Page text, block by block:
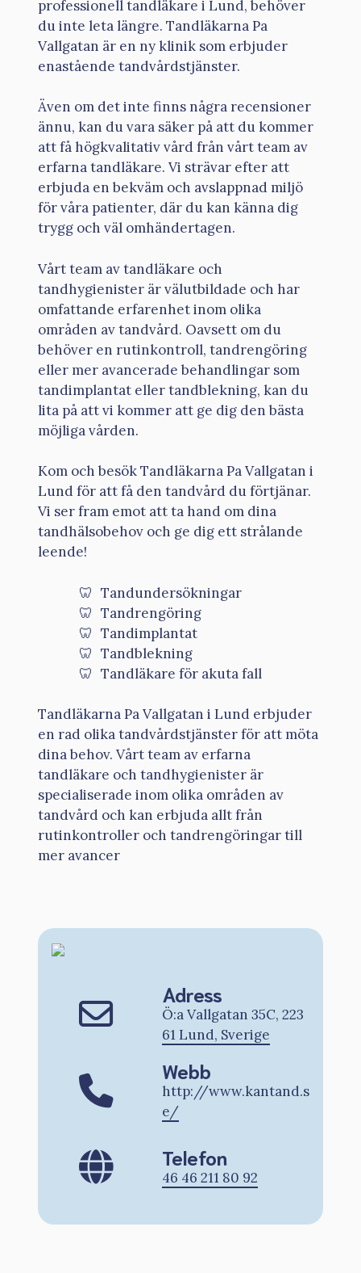
professionell tandläkare i Lund, behöver
du inte leta längre. Tandläkarna Pa
Vallgatan är en ny klinik som erbjuder
enastående tandvårdstjänster.
Även om det inte finns några recensioner
ännu, kan du vara säker på att du kommer
att få högkvalitativ vård från vårt team av
erfarna tandläkare. Vi strävar efter att
erbjuda en bekväm och avslappnad miljö
för våra patienter, där du kan känna dig
trygg och väl omhändertagen.
Vårt team av tandläkare och
tandhygienister är välutbildade och har
omfattande erfarenhet inom olika
områden av tandvård. Oavsett om du
behöver en rutinkontroll, tandrengöring
eller mer avancerade behandlingar som
tandimplantat eller tandblekning, kan du
lita på att vi kommer att ge dig den bästa
möjliga vården.
Kom och besök Tandläkarna Pa Vallgatan i
Lund för att få den tandvård du förtjänar.
Vi ser fram emot att ta hand om dina
tandhälsobehov och ge dig ett strålande
leende!
Tandundersökningar
Tandrengöring
Tandimplantat
Tandblekning
Tandläkare för akuta fall
Tandläkarna Pa Vallgatan i Lund erbjuder
en rad olika tandvårdstjänster för att möta
dina behov. Vårt team av erfarna
tandläkare och tandhygienister är
specialiserade inom olika områden av
tandvård och kan erbjuda allt från
rutinkontroller och tandrengöringar till
mer avancer
Adress
Ö:a Vallgatan 35C, 223
61 Lund, Sverige
Webb
http://www.kantand.s
e/
Telefon
46 46 211 80 92